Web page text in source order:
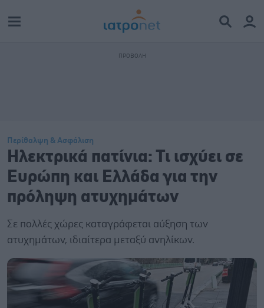
Περίθαλψη & Ασφάλιση
Ηλεκτρικά πατίνια: Τι ισχύει σε
Ευρώπη και Ελλάδα για την
πρόληψη ατυχημάτων
Σε πολλές χώρες καταγράφεται αύξηση των
ατυχημάτων, ιδιαίτερα μεταξύ ανηλίκων.